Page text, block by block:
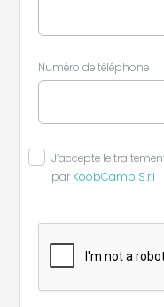
Numéro de téléphone
J’accepte le
par KoobCamp S.r.l